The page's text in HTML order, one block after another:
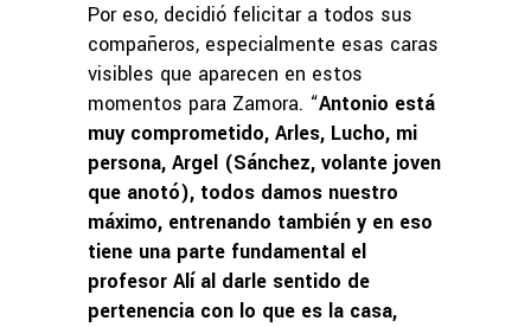
Por eso, decidió felicitar a todos sus
compañeros, especialmente esas caras
visibles que aparecen en estos
momentos para Zamora. “Antonio está
muy comprometido, Arles, Lucho, mi
persona, Argel (Sánchez, volante joven
que anotó), todos damos nuestro
máximo, entrenando también y en eso
tiene una parte fundamental el
profesor Alí al darle sentido de
pertenencia con lo que es la casa,